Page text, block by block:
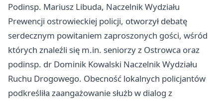
Podinsp. Mariusz Libuda, Naczelnik Wydziału
Prewencji ostrowieckiej policji, otworzył debatę
serdecznym powitaniem zaproszonych gości, wśród
których znaleźli się m.in. seniorzy z Ostrowca oraz
podinsp. dr Dominik Kowalski Naczelnik Wydziału
Ruchu Drogowego. Obecność lokalnych policjantów
podkreśliła zaangażowanie służb w dialog z